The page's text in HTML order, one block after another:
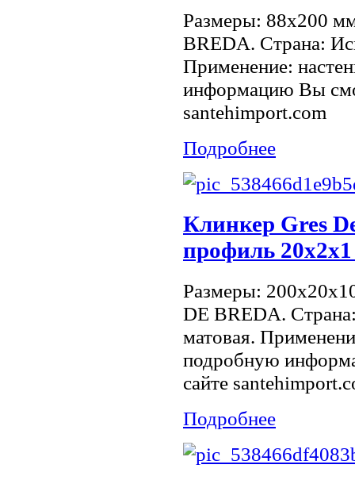
Размеры: 88x200
BREDA. Страна:
Применение:
информацию Вы
santehimport.com
Подробнее
Клинкер Gres
профиль
Размеры:
DE BREDA.
матовая.
подробную
сайте
Подробнее